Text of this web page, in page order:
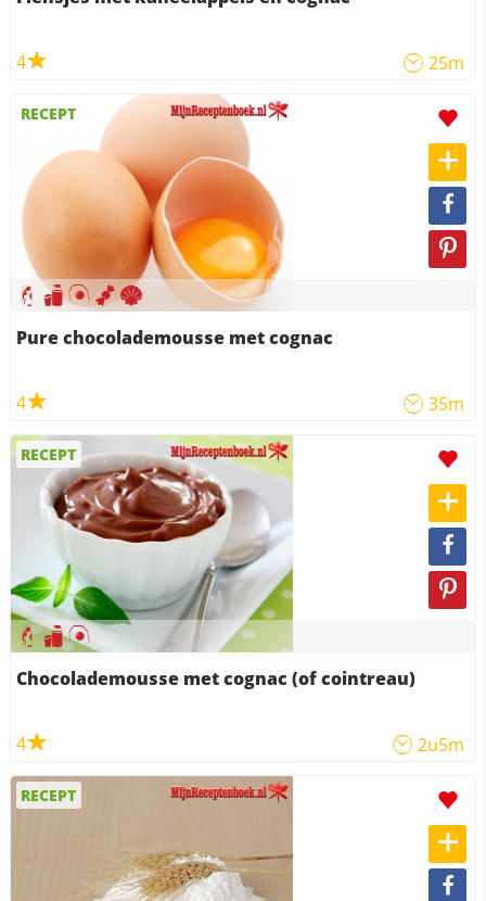
4 25m
RECEPT
Pure chocolademousse met cognac
4 35m
RECEPT
Chocolademousse met cognac (of cointreau)
4 2u5m
RECEPT